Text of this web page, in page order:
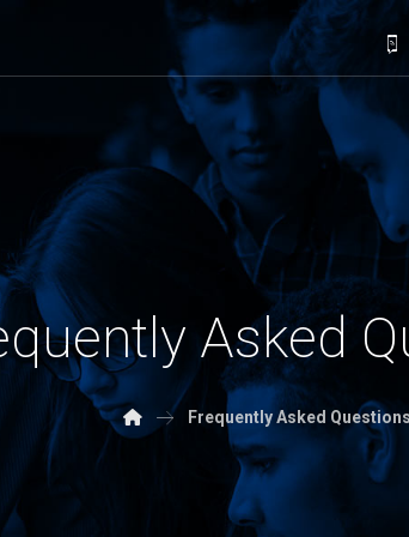
Asked
Frequently Asked Questions